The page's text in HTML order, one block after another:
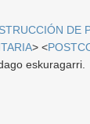
DE
> <
eskuragarri.